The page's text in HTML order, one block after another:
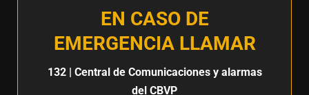
EN CASO DE
EMERGENCIA LLAMAR
132| Central de Comunicaciones y alarmas
del CBVP